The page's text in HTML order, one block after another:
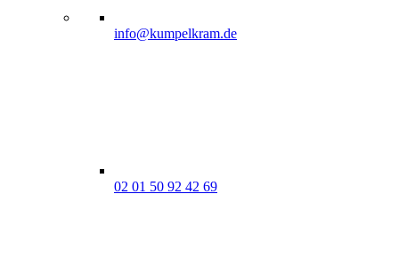
info@kumpelkram.de
02 01 50 92 42 69